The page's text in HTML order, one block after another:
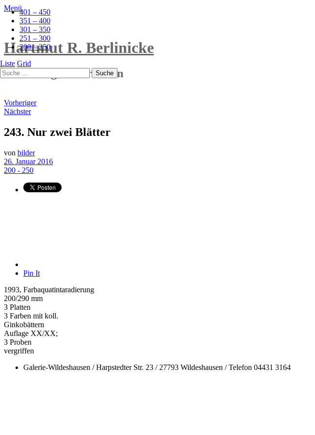
Menü401 – 450
351 – 400
301 – 350
251 – 300
200 – 250
Liste Grid
Hartmut R. Berlinicke
Radierungen / Grafiken
Vorheriger
Nächster
243. Nur zwei Blätter
von bilder
26. Januar 2016
200 - 250
Pin It
1993, Farbaquatintaradierung
200/290 mm
3 Platten
3 Farben mit koll.
Ginkobättern
Auflage XX/XX;
3 Proben
vergriffen
Galerie-Wildeshausen / Harpstedter Str. 23 / 27793 Wildeshausen / Telefon 04431 3164